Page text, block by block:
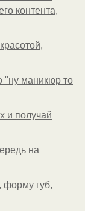
контента,
"ну маникюр то
и получай
на
форму губ,